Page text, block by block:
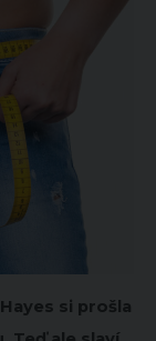
si prošla